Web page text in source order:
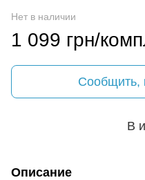
Нет в наличии
1 099 грн/
Сообщить,
В
Описание